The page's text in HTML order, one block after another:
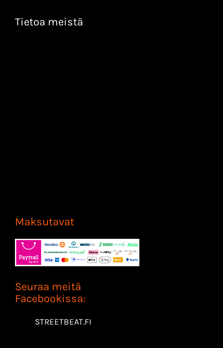
Tietoa meistä
Maksutavat
Seuraa meitä
Facebookissa:
STREETBEAT.FI